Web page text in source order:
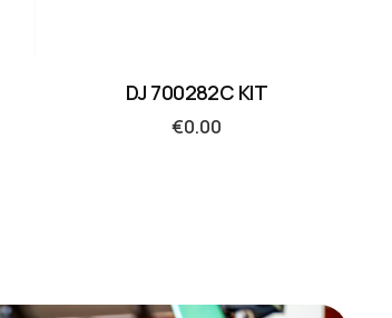
DJ 700282C KIT
€0.00